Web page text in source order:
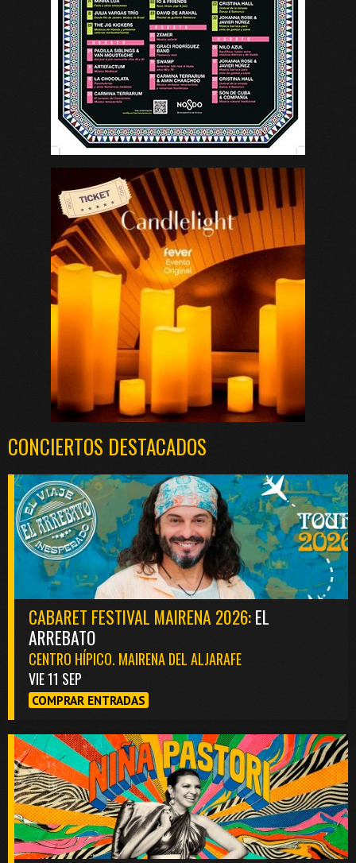
CONCIERTOS DESTACADOS
CABARET FESTIVAL MAIRENA 2026:EL
ARREBATO
CENTRO HÍPICO. MAIRENA DEL ALJARAFE
VIE 11 SEP
COMPRAR ENTRADAS